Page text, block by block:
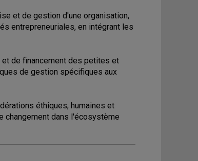
et de gestion d'une organisation,
entrepreneuriales, en intégrant les
de financement des petites et
de gestion spécifiques aux
éthiques, humaines et
changement dans l'écosystème